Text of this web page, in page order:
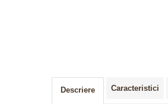
Descriere Caracteristici